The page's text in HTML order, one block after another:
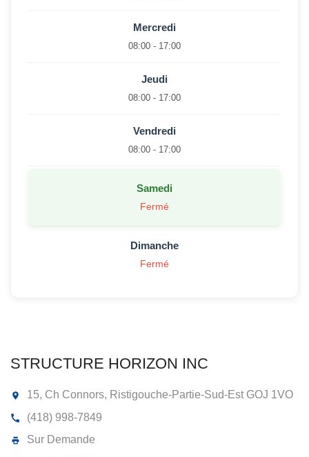
Mercredi
08:00 - 17:00
Jeudi
08:00 - 17:00
Vendredi
08:00 - 17:00
Samedi
Fermé
Dimanche
Fermé